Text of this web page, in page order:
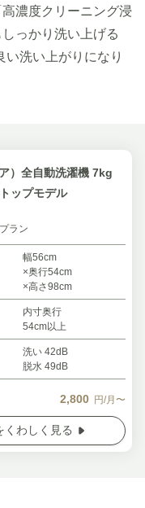
濃度クリーニング浸
っかり洗い上げる
い洗い上がりになり
）全自動洗濯機 7kg
ップモデル
ラン
幅56cm
×奥行54cm
×高さ98cm
内寸奥行
54cm以上
洗い 42dB
脱水 49dB
2,800 円/月〜
くわしく見る